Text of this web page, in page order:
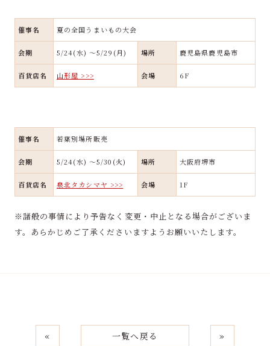
催事名 夏の全国うまいもの大会
会期 5/24(水) ～5/29(月) 場所 鹿児島県鹿児島市
百貨店名 山形屋 >>> 会場 6F
催事名 若葉別場所販売
会期 5/24(水) ～5/30(火) 場所 大阪府堺市
百貨店名 泉北タカシマヤ >>> 会場 1F
※諸般の事情により予告なく変更・中止となる場合がございま
す。あらかじめご了承くださいますようお願いいたします。
« 一覧へ戻る »